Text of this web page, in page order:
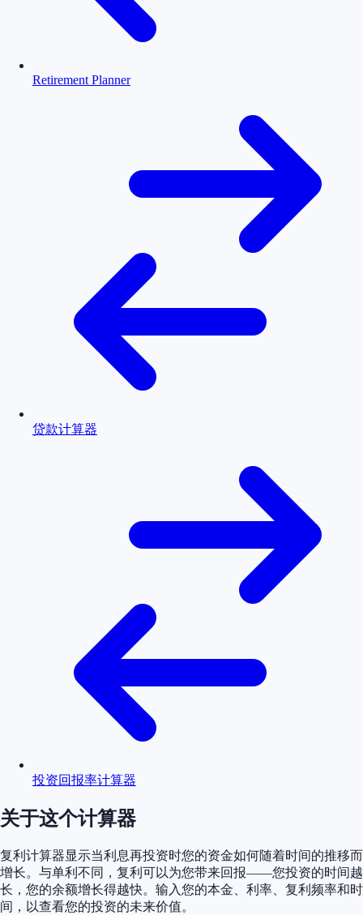
Retirement Planner
贷款计算器
投资回报率计算器
关于这个计算器
复利计算器显示当利息再投资时您的资金如何随着时间的推移而
增长。与单利不同，复利可以为您带来回报——您投资的时间越
长，您的余额增长得越快。输入您的本金、利率、复利频率和时
间，以查看您的投资的未来价值。